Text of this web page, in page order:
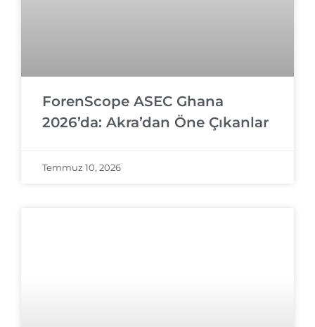
ForenScope ASEC Ghana
2026’da: Akra’dan Öne Çıkanlar
Temmuz 10, 2026